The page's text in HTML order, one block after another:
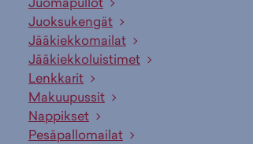
Juoksukengät
Jääkiekkomailat
Jääkiekkoluistimet
Lenkkarit
Makuupussit
Nappikset
Pesäpallomailat